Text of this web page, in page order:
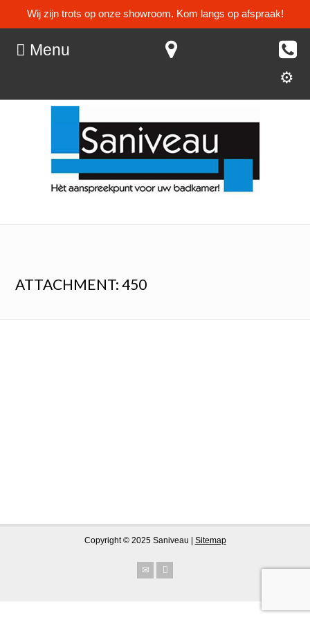
Wij zijn trots op onze showroom. Kom langs op afspraak!
Menu
ATTACHMENT: 450
Copyright © 2025 Saniveau | Sitemap